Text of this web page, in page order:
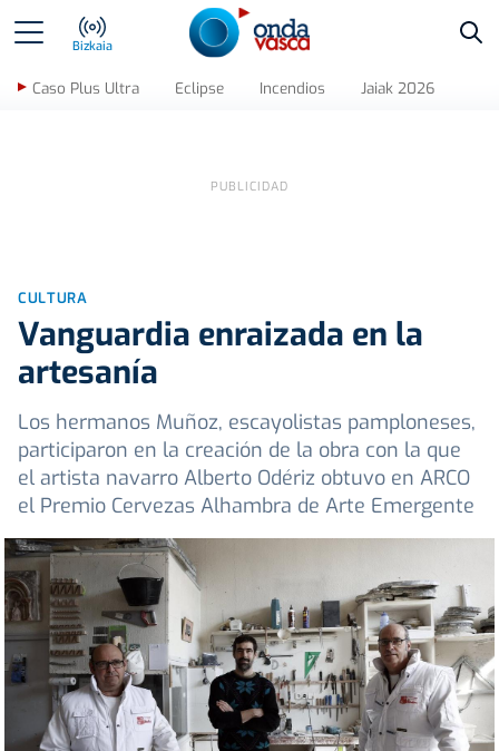
Bizkaia
Caso Plus Ultra Eclipse Incendios Jaiak 2026
CULTURA
Vanguardia enraizada en la
artesanía
Los hermanos Muñoz, escayolistas pamploneses,
participaron en la creación de la obra con la que
el artista navarro Alberto Odériz obtuvo en ARCO
el Premio Cervezas Alhambra de Arte Emergente